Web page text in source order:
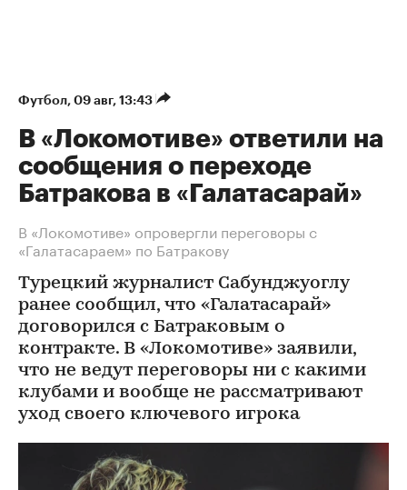
Футбол 09 авг, 13:43
В «Локомотиве» ответили на
сообщения о переходе
Батракова в «Галатасарай»
В «Локомотиве» опровергли переговоры с
«Галатасараем» по Батракову
Турецкий журналист Сабунджуоглу
ранее сообщил, что «Галатасарай»
договорился с Батраковым о
контракте. В «Локомотиве» заявили,
что не ведут переговоры ни с какими
клубами и вообще не рассматривают
уход своего ключевого игрока